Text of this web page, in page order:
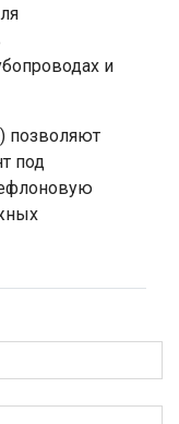
и
позволяют
под